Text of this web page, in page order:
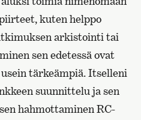
kuten helppo
arkistointi tai
sen edetessä ovat
tärkeämpiä. Itselleni
suunnittelu ja sen
hahmottaminen RC-